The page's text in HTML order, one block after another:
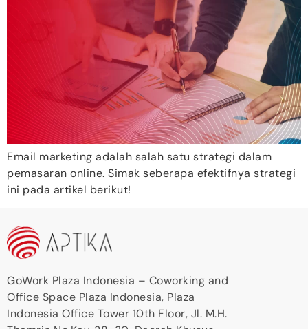
Email marketing adalah salah satu strategi dalam
pemasaran online. Simak seberapa efektifnya strategi
ini pada artikel berikut!
GoWork Plaza Indonesia – Coworking and
Office Space Plaza Indonesia, Plaza
Indonesia Office Tower 10th Floor, Jl. M.H.